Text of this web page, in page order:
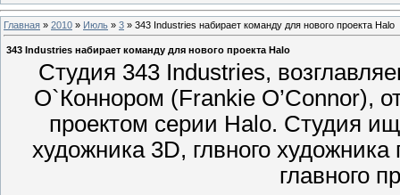
Главная » 2010 » Июль » 3 » 343 Industries набирает команду для нового проекта Halo
343 Industries набирает команду для нового проекта Halo
Студия 343 Industries,
О`Коннором (Frankie O’Connor),
проектом серии Halo. Студия
художника 3D, глвного
главного